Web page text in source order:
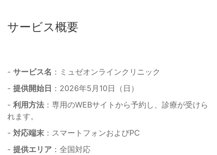
サービス概要
- サービス名 ：ミュゼオンラインクリニック
- 提供開始日 ：2026年5月10日（日）
- 利用方法 ：専用のWEBサイトから予約し、診療が受けら
れます。
- 対応端末 ：スマートフォンおよびPC
- 提供エリア ：全国対応